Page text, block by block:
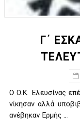
ΧΡΟΝΙΑ ΠΟΛΛΑ
Ο δρόμος για τον
U21: Τεράστια
Γ΄ανδρών play offs
Play off B εφήβων Β
Γ΄
O O.K. Ελευσίνας
νίκησαν αλλά
ανέβηκαν Ερμής ...